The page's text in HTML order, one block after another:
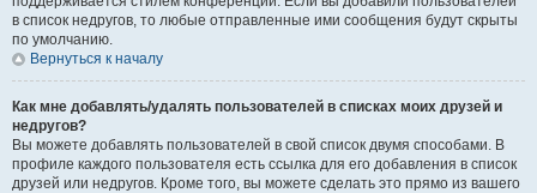
в список недругов, то любые отправленные ими сообщения будут скрыты
по умолчанию.
Вернуться к началу
Как мне добавлять/удалять пользователей в списках моих друзей и
недругов?
Вы можете добавлять пользователей в свой список двумя способами. В
профиле каждого пользователя есть ссылка для его добавления в список
друзей или недругов. Кроме того, вы можете сделать это прямо из вашего